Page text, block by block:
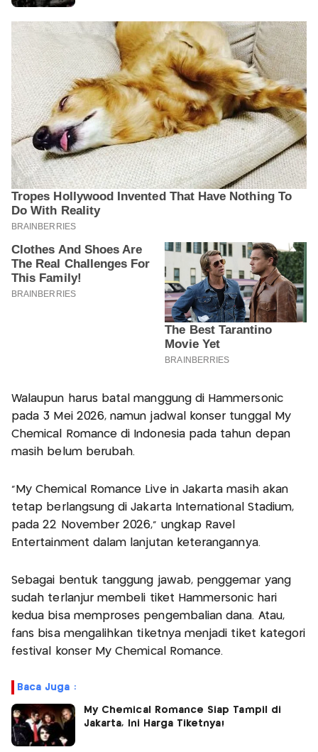
Walaupun harus batal manggung di Hammersonic
pada 3 Mei 2026, namun jadwal konser tunggal My
Chemical Romance di Indonesia pada tahun depan
masih belum berubah.
“My Chemical Romance Live in Jakarta masih akan
tetap berlangsung di Jakarta International Stadium,
pada 22 November 2026,” ungkap Ravel
Entertainment dalam lanjutan keterangannya.
Sebagai bentuk tanggung jawab, penggemar yang
sudah terlanjur membeli tiket Hammersonic hari
kedua bisa memproses pengembalian dana. Atau,
fans bisa mengalihkan tiketnya menjadi tiket kategori
festival konser My Chemical Romance.
Baca Juga :
My Chemical Romance Siap Tampil di
Jakarta, Ini Harga Tiketnya!